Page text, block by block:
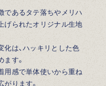
であるタテ落ちやメリハ
げられたオリジナル生地
化は、ハッキリとした色
ます。
用感で単体使いから重ね
ります。